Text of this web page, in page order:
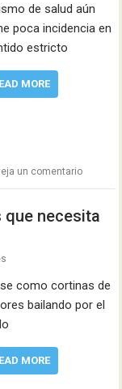
de salud aún
poca incidencia en
estricto
MORE
un comentario
que necesita
como cortinas de
bailando por el
MORE